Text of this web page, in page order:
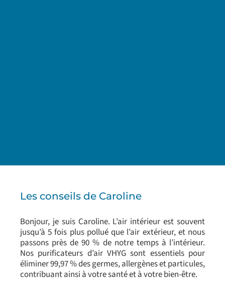
Les conseils de Caroline
Bonjour, je suis Caroline. L’air intérieur est souvent
jusqu’à 5 fois plus pollué que l’air extérieur, et nous
passons près de 90 % de notre temps à l’intérieur.
Nos purificateurs d’air VHYG sont essentiels pour
éliminer 99,97 % des germes, allergènes et particules,
contribuant ainsi à votre santé et à votre bien-être.